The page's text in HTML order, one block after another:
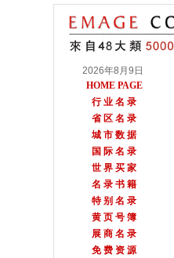
2026年8月9日
HOME PAGE
行 业 名 录
省 区 名 录
城 市 数 据
国 际 名 录
世 界 买 家
名 录 书 籍
特 别 名 录
黄 页 号 簿
展 商 名 录
免 费 资 源